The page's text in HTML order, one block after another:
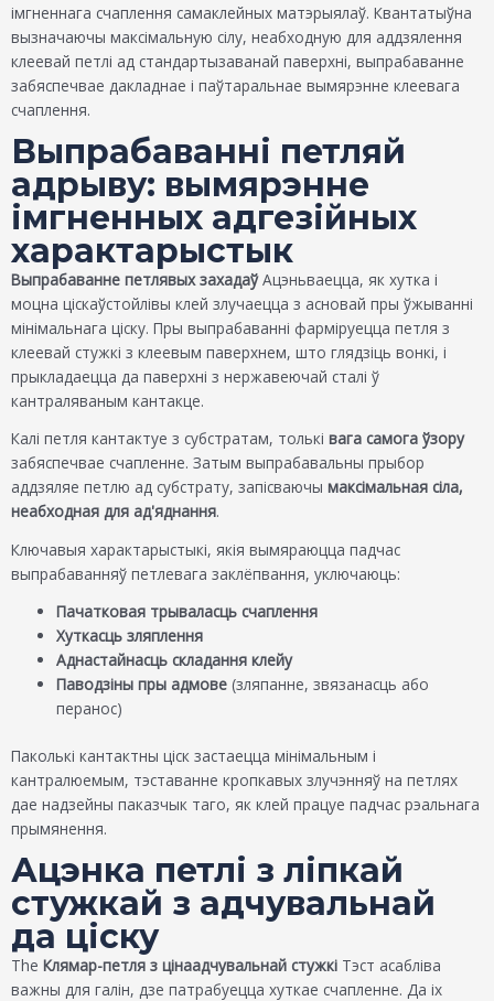
імгненнага счаплення самаклейных матэрыялаў. Квантатыўна
вызначаючы максімальную сілу, неабходную для аддзялення
клеевай петлі ад стандартызаванай паверхні, выпрабаванне
забяспечвае дакладнае і паўтаральнае вымярэнне клеевага
счаплення.
Выпрабаванні петляй
адрыву: вымярэнне
імгненных адгезійных
характарыстык
Выпрабаванне петлявых захадаўАцэньваецца, як хутка і
моцна ціскаўстойлівы клей злучаецца з асновай пры ўжыванні
мінімальнага ціску. Пры выпрабаванні фарміруецца петля з
клеевай стужкі з клеевым паверхнем, што глядзіць вонкі, і
прыкладаецца да паверхні з нержавеючай сталі ў
кантраляваным кантакце.
Калі петля кантактуе з субстратам, толькі вага самога ўзору
забяспечвае счапленне. Затым выпрабавальны прыбор
аддзяляе петлю ад субстрату, запісваючы максімальная сіла,
неабходная для ад'яднання.
Ключавыя характарыстыкі, якія вымяраюцца падчас
выпрабаванняў петлевага заклёпвання, уключаюць:
Пачатковая трываласць счаплення
Хуткасць зляплення
Аднастайнасць складання клейу
Паводзіны пры адмове (зляпанне, звязанасць або
перанос)
Паколькі кантактны ціск застаецца мінімальным і
кантралюемым, тэставанне кропкавых злучэнняў на петлях
дае надзейны паказчык таго, як клей працуе падчас рэальнага
прымянення.
Ацэнка петлі з ліпкай
стужкай з адчувальнай
да ціску
The Клямар-петля з цінаадчувальнай стужкі Тэст асабліва
важны для галін, дзе патрабуецца хуткае счапленне. Да іх